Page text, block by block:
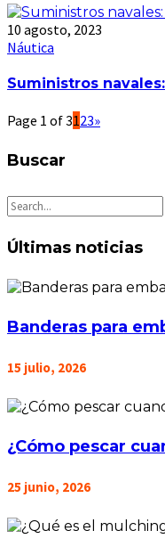
10 agosto, 2023
Náutica
Suministros
Page 1 of 3123»
Buscar
Últimas noticias
Banderas para
15 julio, 2026
¿Cómo pescar
25 junio, 2026